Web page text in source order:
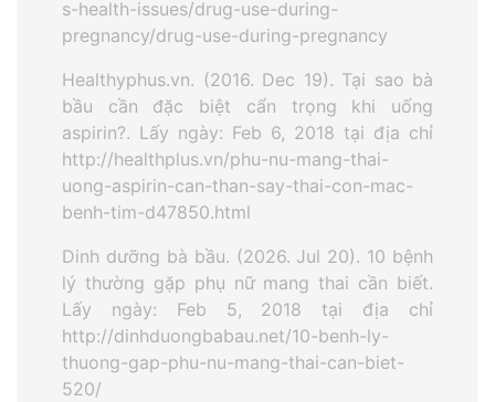
s-health-issues/drug-use-during-
pregnancy/drug-use-during-pregnancy
Healthyphus.vn. (2016. Dec 19). Tại sao bà
bầu cần đặc biệt cẩn trọng khi uống
aspirin?. Lấy ngày: Feb 6, 2018 tại địa chỉ
http://healthplus.vn/phu-nu-mang-thai-
uong-aspirin-can-than-say-thai-con-mac-
benh-tim-d47850.html
Dinh dưỡng bà bầu. (2026. Jul 20). 10 bệnh
lý thường gặp phụ nữ mang thai cần biết.
Lấy ngày: Feb 5, 2018 tại địa chỉ
http://dinhduongbabau.net/10-benh-ly-
thuong-gap-phu-nu-mang-thai-can-biet-
520/